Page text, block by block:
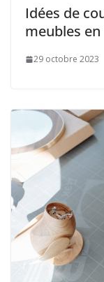
Idées de
meubles en
29 octobre 2023